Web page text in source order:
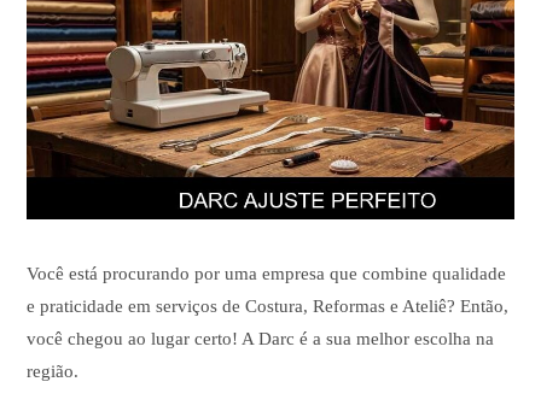
Você está procurando por uma empresa que combine qualidade
e praticidade em serviços de Costura, Reformas e Ateliê? Então,
você chegou ao lugar certo! A Darc é a sua melhor escolha na
região.